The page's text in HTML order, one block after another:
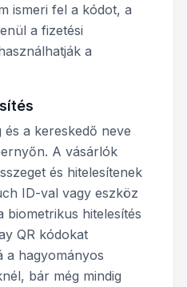
ismeri fel a kódot, a
a fizetési
a
és a kereskedő neve
A vásárlók
és hitelesítenek
ID-val vagy eszköz
biometrikus hitelesítés
QR kódokat
a hagyományos
bár még mindig